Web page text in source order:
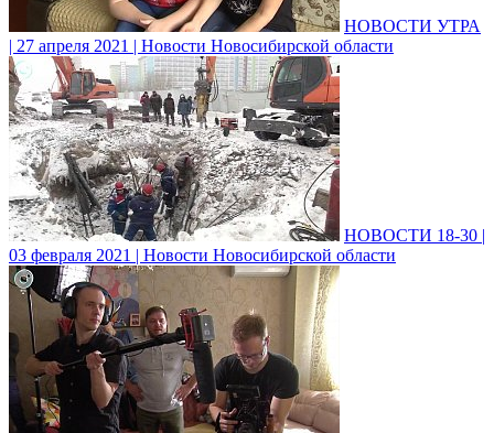
НОВОСТИ УТРА
| 27 апреля 2021 | Новости Новосибирской области
НОВОСТИ 18-30 |
03 февраля 2021 | Новости Новосибирской области